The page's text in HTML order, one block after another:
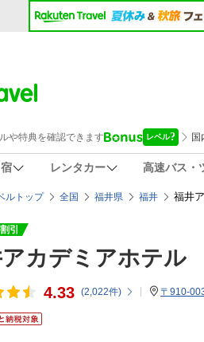
レンタカー 高速バス・
ルトップ 全国 福井県 福井 福井
カデミアホテル
4.33 (2,022件) 〒910-